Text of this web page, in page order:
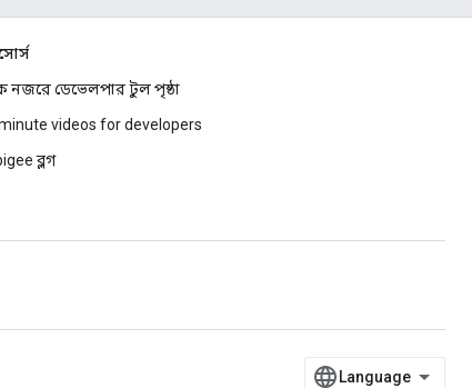
নজরে ডেভেলপার টুল পৃষ্ঠা
videos for developers
ব্লগ